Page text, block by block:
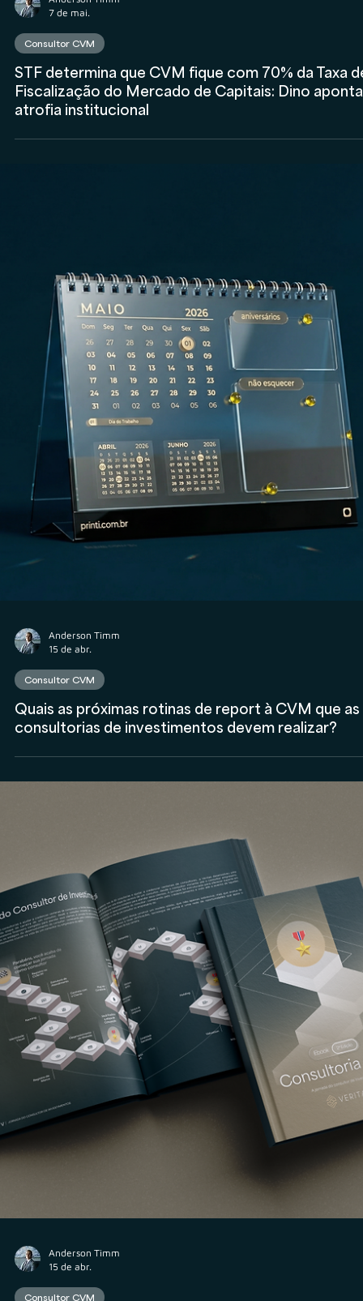
Anderson Timm
7 de mai.
Consultor CVM
STF determina que CVM fique com 70% da Taxa
Fiscalização do Mercado de Capitais: Dino aponta
atrofia institucional
Anderson Timm
Consultor CVM
Quais as próximas rotinas de report à CVM que as
consultorias de investimentos devem realizar?